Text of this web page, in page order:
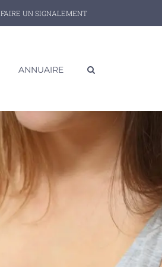
FAIRE UN SIGNALEMENT
ANNUAIRE